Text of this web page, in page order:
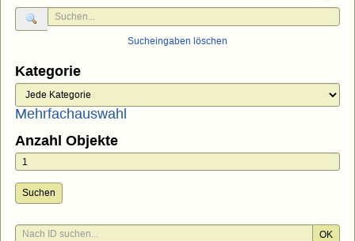
Sucheingaben löschen
Kategorie
Mehrfachauswahl
Anzahl Objekte
Suchen
OK